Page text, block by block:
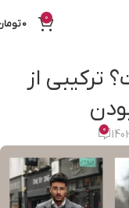
0
0
ترکیبی از
0